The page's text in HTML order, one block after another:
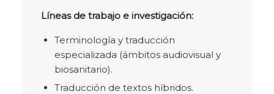
Líneas de trabajo e investigación:
Terminología y traducción
especializada (ámbitos audiovisual y
biosanitario).
Traducción de textos híbridos.